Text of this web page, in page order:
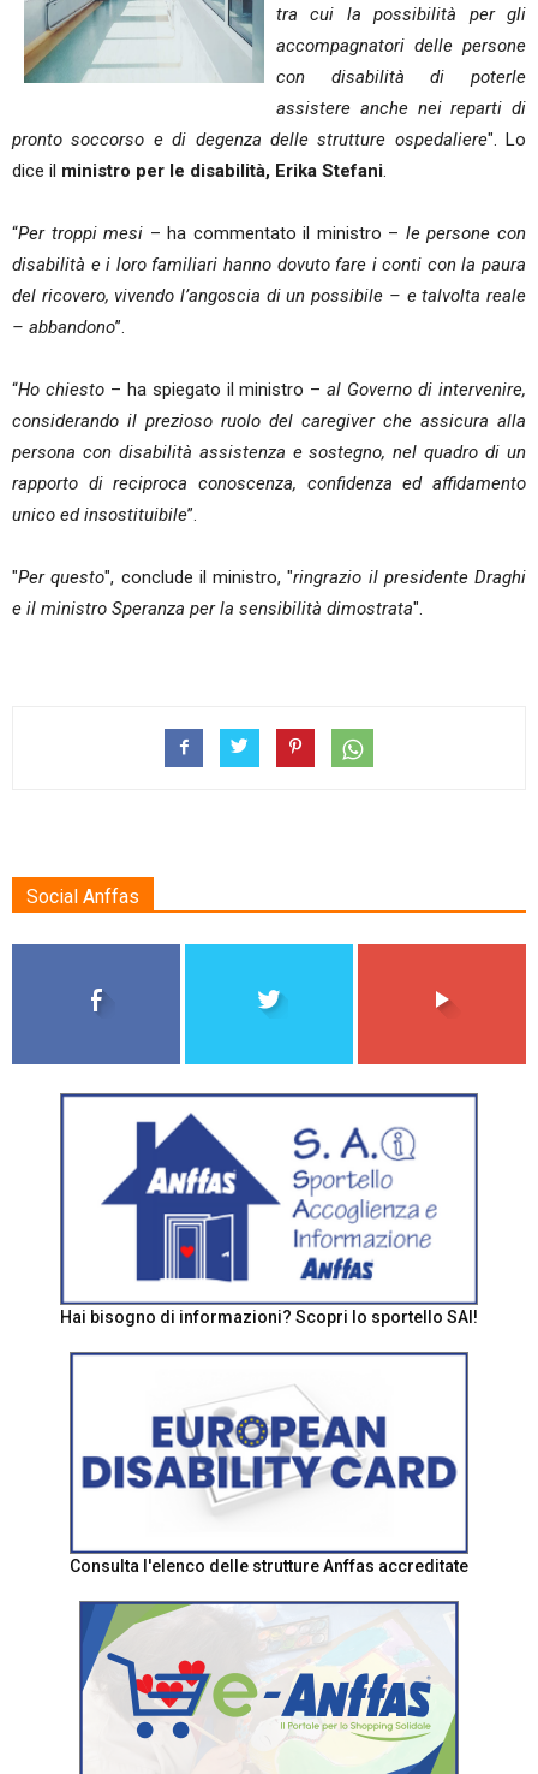
tra cui la possibilità per gli
accompagnatori delle persone
con disabilità di poterle
assistere anche nei reparti di
pronto soccorso e di degenza delle strutture ospedaliere". Lo
dice il ministro per le disabilità, Erika Stefani.
“Per troppi mesi – ha commentato il ministro – le persone con
disabilità e i loro familiari hanno dovuto fare i conti con la paura
del ricovero, vivendo l’angoscia di un possibile – e talvolta reale
– abbandono”.
“Ho chiesto – ha spiegato il ministro –al Governo di intervenire,
considerando il prezioso ruolo del caregiver che assicura alla
persona con disabilità assistenza e sostegno, nel quadro di un
rapporto di reciproca conoscenza, confidenza ed affidamento
unico ed insostituibile”.
"Per questo", conclude il ministro, "ringrazio il presidente Draghi
e il ministro Speranza per la sensibilità dimostrata".
Social Anffas
Hai bisogno di informazioni? Scopri lo sportello SAI!
Consulta l'elenco delle strutture Anffas accreditate